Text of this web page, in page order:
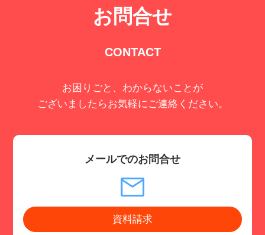
お問合せ
CONTACT
お困りごと、わからないことが
ございましたらお気軽にご連絡ください。
メールでのお問合せ
資料請求